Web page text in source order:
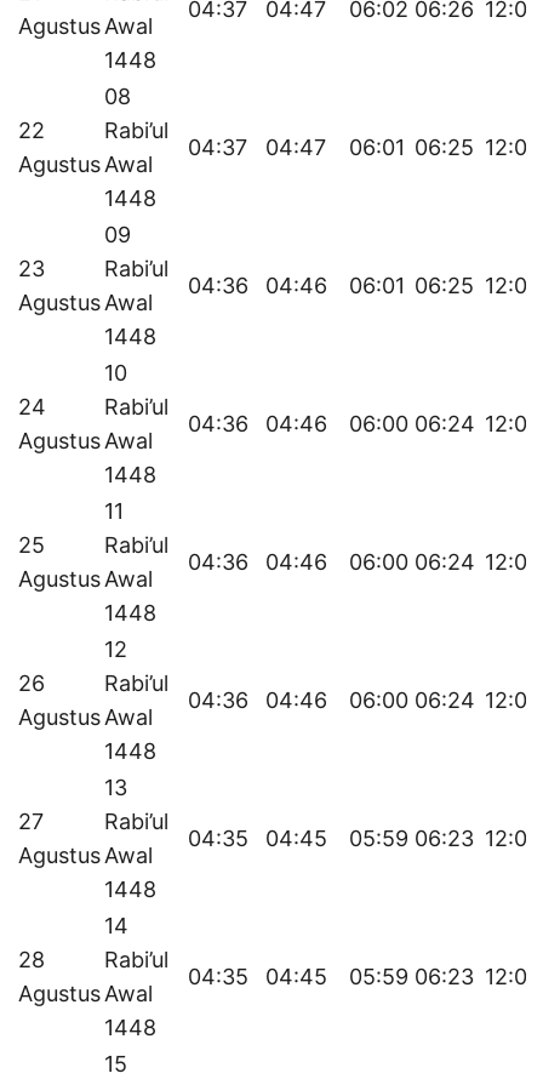
AgustusAwal
1448
04:37 04:47 06:02 06:26 12:04
22
Agustus
08
Rabi’ul
Awal
1448
04:37 04:47 06:01 06:25 12:04
23
Agustus
09
Rabi’ul
Awal
1448
04:36 04:46 06:01 06:25 12:04
24
Agustus
10
Rabi’ul
Awal
1448
04:36 04:46 06:00 06:24 12:04
25
Agustus
11
Rabi’ul
Awal
1448
04:36 04:46 06:00 06:24 12:03
26
Agustus
12
Rabi’ul
Awal
1448
04:36 04:46 06:00 06:24 12:03
27
Agustus
13
Rabi’ul
Awal
1448
04:35 04:45 05:59 06:23 12:03
28
Agustus
14
Rabi’ul
Awal
1448
04:35 04:45 05:59 06:23 12:03
15